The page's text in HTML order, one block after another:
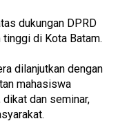
dukungan DPRD
di Kota Batam.
dilanjutkan dengan
mahasiswa
dikat dan seminar,